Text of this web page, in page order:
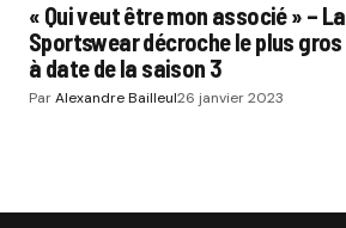
« Qui veut être mon associé » –
Sportswear décroche le plus
à date de la saison 3
ParAlexandre Bailleul26 janvier 2023